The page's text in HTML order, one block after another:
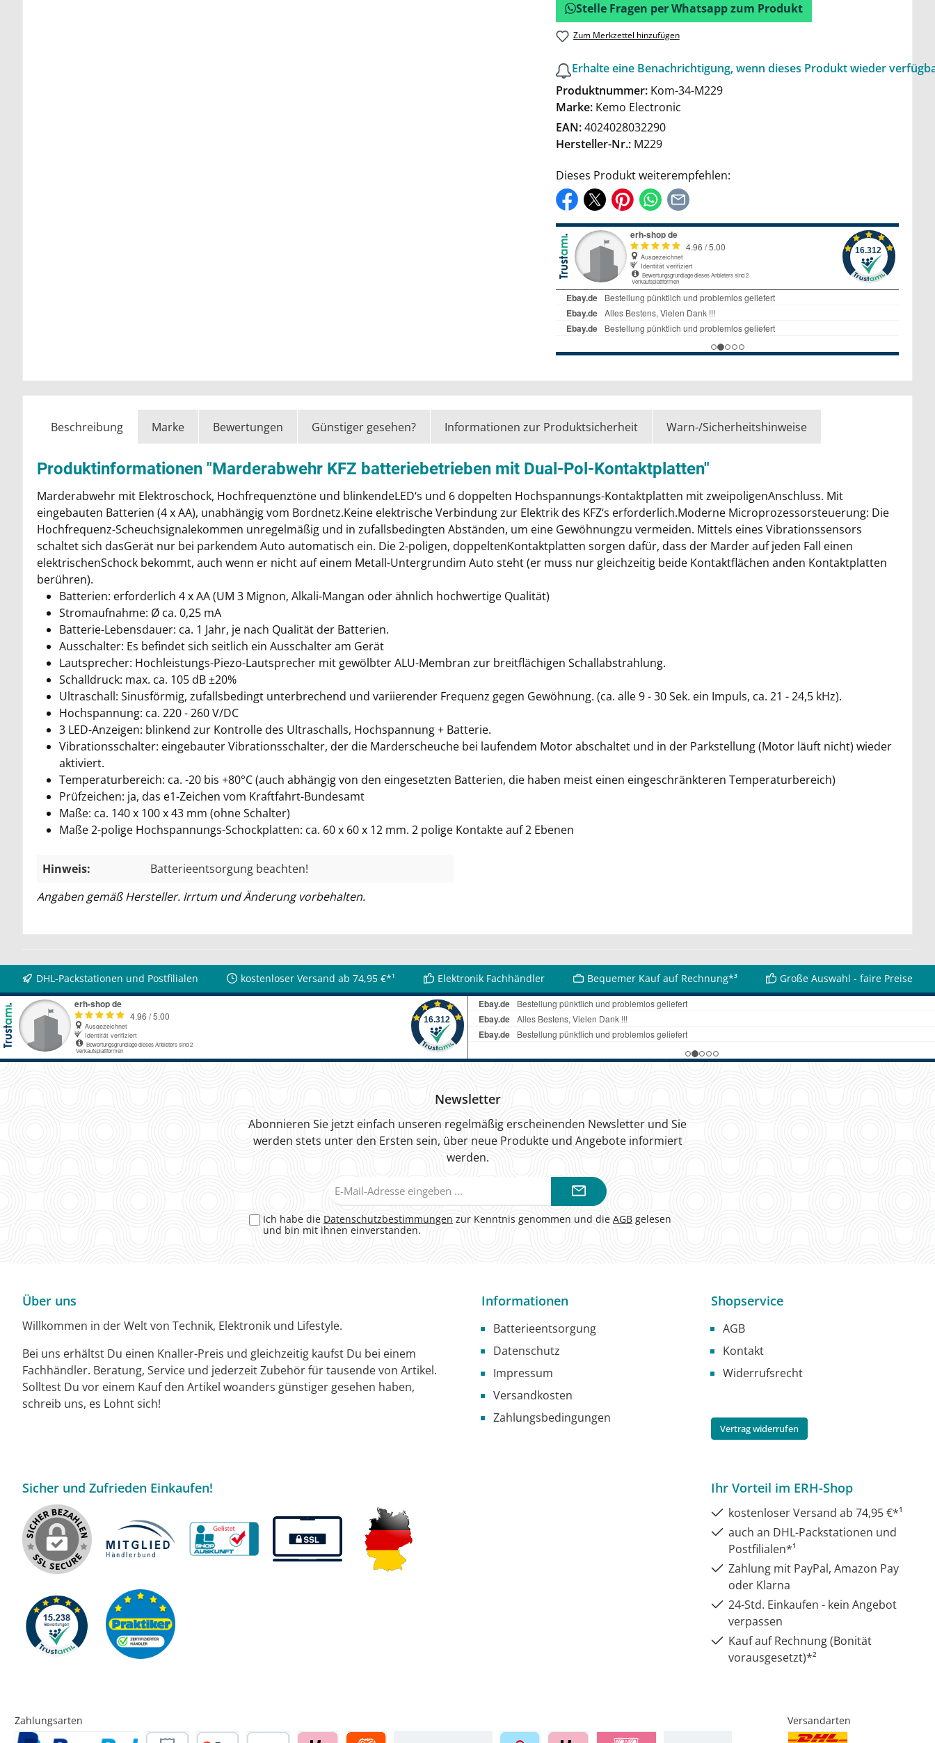
Stelle Fragen per Whatsapp zum Produkt
Zum Merkzettel hinzufügen
Erhalte eine Benachrichtigung, wenn dieses Produkt wieder
Produktnummer: Kom-34-M229
Marke: Kemo Electronic
EAN:4024028032290
Hersteller-Nr.: M229
Dieses Produkt weiterempfehlen:
Beschreibung Marke Bewertungen Günstiger gesehen? Informationen zur Produktsicherheit Warn-/Sicherheitshinweise
Produktinformationen "Marderabwehr KFZ batteriebetrieben mit Dual-Pol-Kontaktplatten"
Marderabwehr mit Elektroschock, Hochfrequenztöne und blinkendeLED‘s und 6 doppelten Hochspannungs-Kontaktplatten mit zweipoligenAnschluss. Mit
eingebauten Batterien (4 x AA), unabhängig vom Bordnetz.Keine elektrische Verbindung zur Elektrik des KFZ‘s erforderlich.Moderne Microprozessorsteuerung: Die
Hochfrequenz-Scheuchsignalekommen unregelmäßig und in zufallsbedingten Abständen, um eine Gewöhnungzu vermeiden. Mittels eines Vibrationssensors
schaltet sich dasGerät nur bei parkendem Auto automatisch ein. Die 2-poligen, doppeltenKontaktplatten sorgen dafür, dass der Marder auf jeden Fall einen
elektrischenSchock bekommt, auch wenn er nicht auf einem Metall-Untergrundim Auto steht (er muss nur gleichzeitig beide Kontaktflächen anden Kontaktplatten
berühren).
Batterien: erforderlich 4 x AA (UM 3 Mignon, Alkali-Mangan oder ähnlich hochwertige Qualität)
Stromaufnahme: Ø ca. 0,25 mA
Batterie-Lebensdauer: ca. 1 Jahr, je nach Qualität der Batterien.
Ausschalter: Es befindet sich seitlich ein Ausschalter am Gerät
Lautsprecher: Hochleistungs-Piezo-Lautsprecher mit gewölbter ALU-Membran zur breitflächigen Schallabstrahlung.
Schalldruck: max. ca. 105 dB ±20%
Ultraschall: Sinusförmig, zufallsbedingt unterbrechend und variierender Frequenz gegen Gewöhnung. (ca. alle 9 - 30 Sek. ein Impuls, ca. 21 - 24,5 kHz).
Hochspannung: ca. 220 - 260 V/DC
3 LED-Anzeigen: blinkend zur Kontrolle des Ultraschalls, Hochspannung + Batterie.
Vibrationsschalter: eingebauter Vibrationsschalter, der die Marderscheuche bei laufendem Motor abschaltet und in der Parkstellung (Motor läuft nicht) wieder
aktiviert.
Temperaturbereich: ca. -20 bis +80°C (auch abhängig von den eingesetzten Batterien, die haben meist einen eingeschränkteren Temperaturbereich)
Prüfzeichen: ja, das e1-Zeichen vom Kraftfahrt-Bundesamt
Maße: ca. 140 x 100 x 43 mm (ohne Schalter)
Maße 2-polige Hochspannungs-Schockplatten: ca. 60 x 60 x 12 mm. 2 polige Kontakte auf 2 Ebenen
Hinweis:
Batterieentsorgung beachten!
Angaben gemäß Hersteller. Irrtum und Änderung vorbehalten.
DHL-Packstationen und Postfilialen kostenloser Versand ab 74,95 €*¹ Elektronik Fachhändler Bequemer Kauf auf Rechnung*³ Große Auswahl - faire Preise
Newsletter
Abonnieren Sie jetzt einfach unseren regelmäßig erscheinenden Newsletter und Sie
werden stets unter den Ersten sein, über neue Produkte und Angebote informiert
werden.
Mail-
Ich habe die Datenschutzbestimmungen zur Kenntnis genommen und die AGB gelesen
und bin mit ihnen einverstanden.
Über uns
Willkommen in der Welt von Technik, Elektronik und Lifestyle.
Bei uns erhältst Du einen Knaller-Preis und gleichzeitig kaufst Du bei einem
Fachhändler. Beratung, Service und jederzeit Zubehör für tausende von Artikel.
Solltest Du vor einem Kauf den Artikel woanders günstiger gesehen haben,
schreib uns, es Lohnt sich!
Informationen
Batterieentsorgung
Datenschutz
Impressum
Versandkosten
Zahlungsbedingungen
Shopservice
AGB
Kontakt
Widerrufsrecht
Vertrag widerrufen
Sicher und Zufrieden Einkaufen! Ihr Vorteil im ERH-Shop
kostenloser Versand ab 74,95 €*¹
auch an DHL-Packstationen und
Postfilialen*¹
Zahlung mit PayPal, Amazon Pay
oder Klarna
24-Std. Einkaufen - kein Angebot
verpassen
Kauf auf Rechnung (Bonität
vorausgesetzt)*²
Zahlungsarten Versandarten